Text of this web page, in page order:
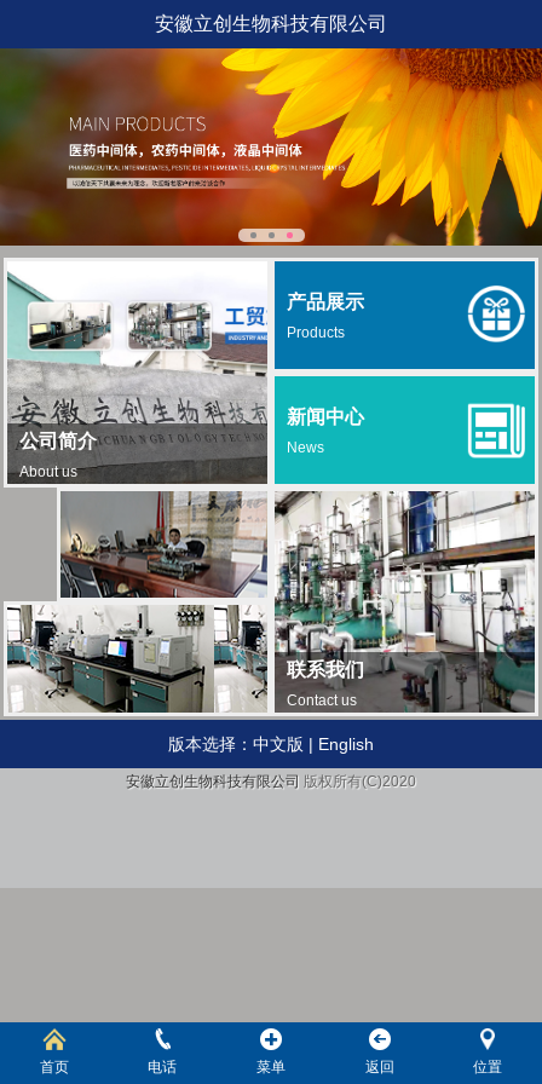
安徽立创生物科技有限公司
公司简介
About us
产品展示
Products
新闻中心
News
联系我们
Contact us
版本选择： 中文版 | English
安徽立创生物科技有限公司 版权所有(C)2020
首页 电话 菜单 返回 位置